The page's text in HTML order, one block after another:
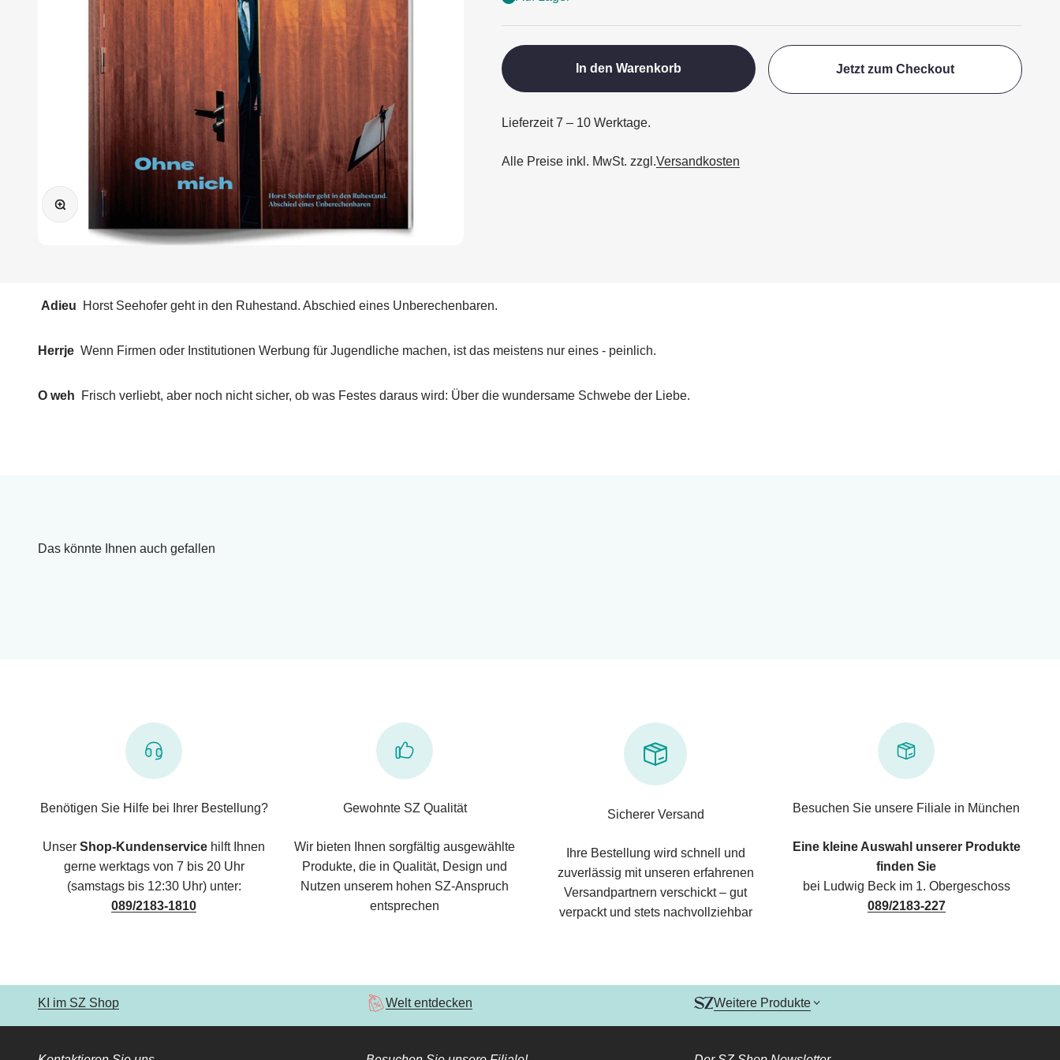
Bild vergrößern
In den Warenkorb Jetzt zum Checkout
Lieferzeit 7 – 10 Werktage.
Alle Preise inkl. MwSt. zzgl.Versandkosten
Adieu Horst Seehofer geht in den Ruhestand. Abschied eines Unberechenbaren.
Herrje Wenn Firmen oder Institutionen Werbung für Jugendliche machen, ist das meistens nur eines - peinlich.
O weh Frisch verliebt, aber noch nicht sicher, ob was Festes daraus wird: Über die wundersame Schwebe der Liebe.
Das könnte Ihnen auch gefallen
Benötigen Sie Hilfe bei Ihrer Bestellung?
Unser Shop-Kundenservice hilft Ihnen
gerne werktags von 7 bis 20 Uhr
(samstags bis 12:30 Uhr) unter:
089/2183-1810
Gewohnte SZ Qualität
Wir bieten Ihnen sorgfältig ausgewählte
Produkte, die in Qualität, Design und
Nutzen unserem hohen SZ-Anspruch
entsprechen
Sicherer Versand
Ihre Bestellung wird schnell und
zuverlässig mit unseren erfahrenen
Versandpartnern verschickt – gut
verpackt und stets nachvollziehbar
Besuchen Sie unsere Filiale in München
Eine kleine Auswahl unserer Produkte
finden Sie
bei Ludwig Beck im 1. Obergeschoss
089/2183-227
KI im SZ Shop Welt entdecken Weitere Produkte